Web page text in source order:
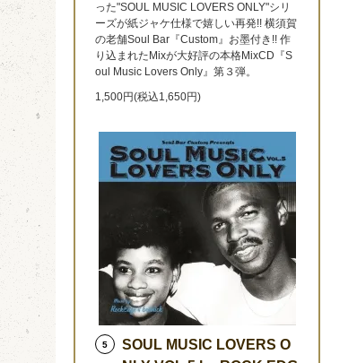
った"SOUL MUSIC LOVERS ONLY"シリ
ーズが紙ジャケ仕様で嬉しい再発!! 横須賀
の老舗Soul Bar『Custom』お墨付き!! 作
り込まれたMixが大好評の本格MixCD『S
oul Music Lovers Only』第３弾。
1,500円(税込1,650円)
5
SOUL MUSIC LOVERS O